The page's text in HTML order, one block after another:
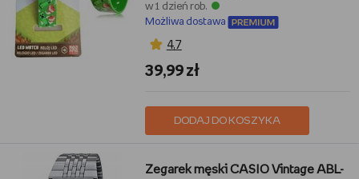
w 1 dzień rob.
Możliwa dostawa
4,7
39,99 zł
DODAJ DO KOSZYKA
Zegarek męski CASIO Vintage ABL-